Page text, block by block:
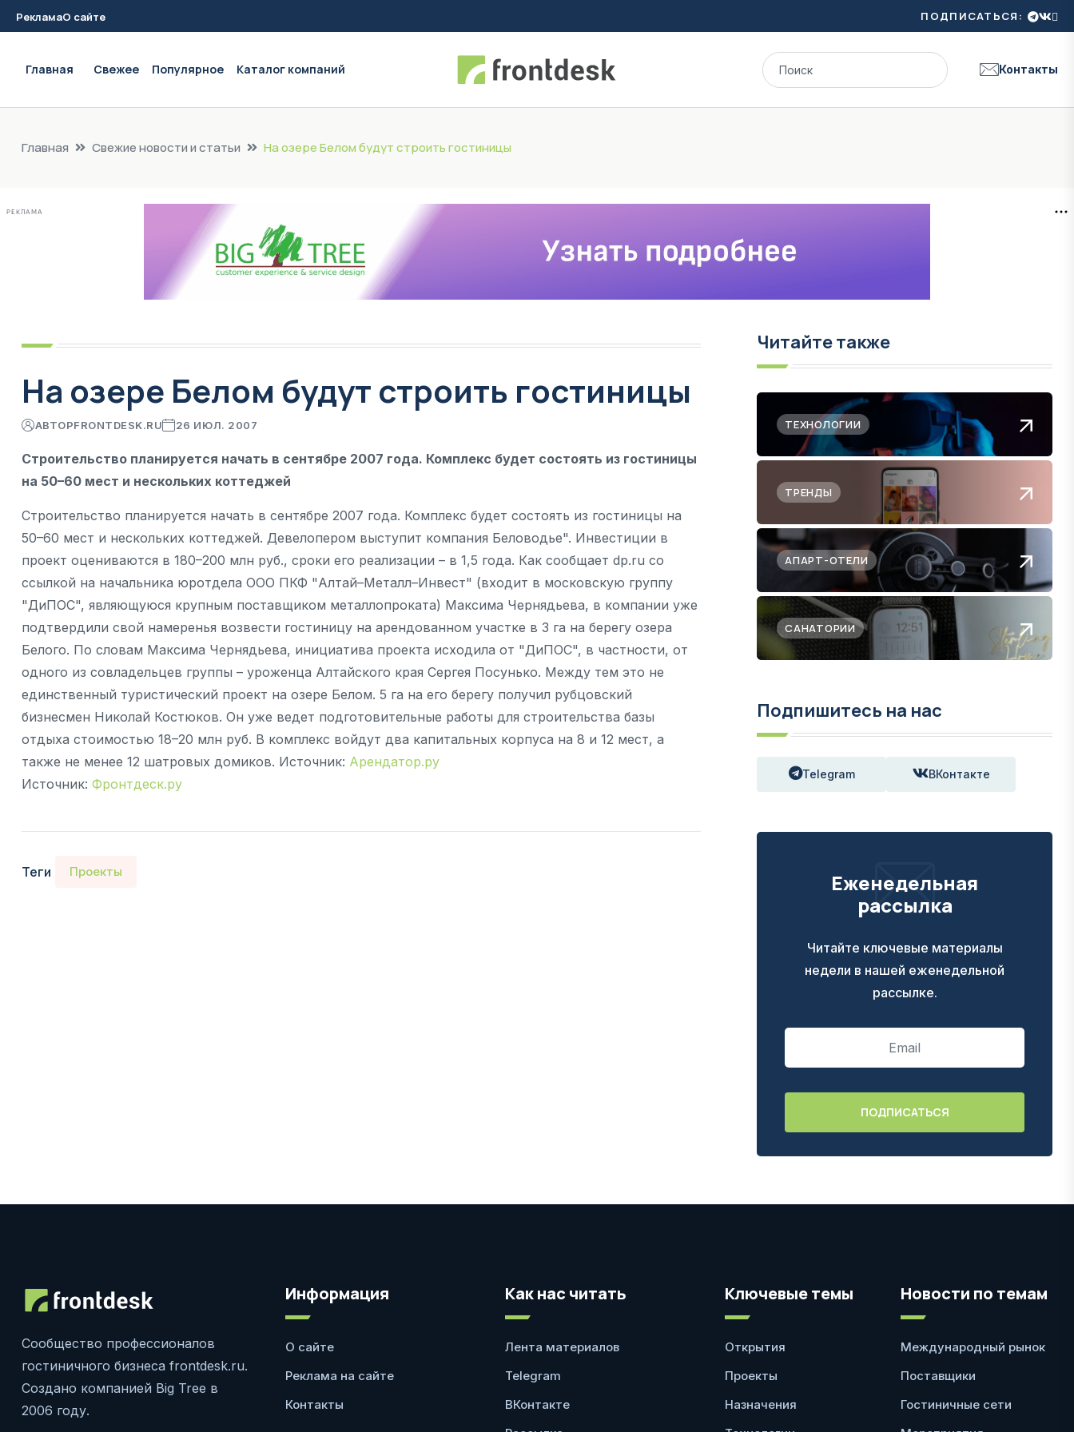
РекламаО сайте ПОДПИСАТЬСЯ:
Главная Свежее Популярное Каталог компаний Контакты
Главная Свежие новости и статьи На озере Белом будут строить гостиницы
РЕКЛАМА
На озере Белом будут строить гостиницы
АВТОРFRONTDESK.RU 26 ИЮЛ. 2007
Строительство планируется начать в сентябре 2007 года. Комплекс будет состоять из гостиницы
на 50–60 мест и нескольких коттеджей
Строительство планируется начать в сентябре 2007 года. Комплекс будет состоять из гостиницы на
50–60 мест и нескольких коттеджей. Девелопером выступит компания Беловодье". Инвестиции в
проект оцениваются в 180–200 млн руб., сроки его реализации – в 1,5 года. Как сообщает dp.ru со
ссылкой на начальника юротдела ООО ПКФ "Алтай–Металл–Инвест" (входит в московскую группу
"ДиПОС", являющуюся крупным поставщиком металлопроката) Максима Чернядьева, в компании уже
подтвердили свой намеренья возвести гостиницу на арендованном участке в 3 га на берегу озера
Белого. По словам Максима Чернядьева, инициатива проекта исходила от "ДиПОС", в частности, от
одного из совладельцев группы – уроженца Алтайского края Сергея Посунько. Между тем это не
единственный туристический проект на озере Белом. 5 га на его берегу получил рубцовский
бизнесмен Николай Костюков. Он уже ведет подготовительные работы для строительства базы
отдыха стоимостью 18–20 млн руб. В комплекс войдут два капитальных корпуса на 8 и 12 мест, а
также не менее 12 шатровых домиков. Источник: Арендатор.ру
Источник: Фронтдеск.ру
Теги Проекты
Читайте также
ТЕХНОЛОГИИ
ТРЕНДЫ
АПАРТ-ОТЕЛИ
САНАТОРИИ
Подпишитесь на нас
Telegram ВКонтакте
Еженедельная
рассылка
Читайте ключевые материалы
недели в нашей еженедельной
рассылке.
Сообщество профессионалов
гостиничного бизнеса frontdesk.ru.
Создано компанией Big Tree в
2006 году.
Информация
О сайте
Реклама на сайте
Контакты
Как нас читать
Лента материалов
Telegram
ВКонтакте
Ключевые темы
Открытия
Проекты
Назначения
Новости по темам
Международный рынок
Поставщики
Гостиничные сети